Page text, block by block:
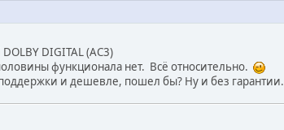
DIGITAL (AC3)
функционала нет. Всё относительно.
и дешевле, пошел бы? Ну и без гарантии.